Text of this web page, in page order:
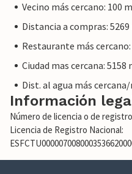
Vecino más cercano: 100 m
Distancia a compras: 5269
Restaurante más cercano:
Ciudad mas cercana: 5158
Dist. al agua más
Información
Número de licencia o de
Licencia de Registro Nacional: